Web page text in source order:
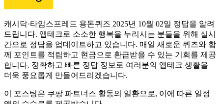
캐시닥·타임스프레드 용돈퀴즈 2025년 10월 02일 정답을 알려
드립니다. 앱테크로 소소한 행복을 누리시는 분들을 위해 실시
간으로 정답을 업데이트하고 있습니다. 매일 새로운 퀴즈와 함
께 포인트를 적립하고 현금으로 환급받을 수 있는 기회를 제공
합니다. 정확하고 빠른 정답 정보로 여러분의 앱테크 생활을
더욱 풍요롭게 만들어드리겠습니다.
이 포스팅은 쿠팡 파트너스 활동의 일환으로, 이에 따른 일정